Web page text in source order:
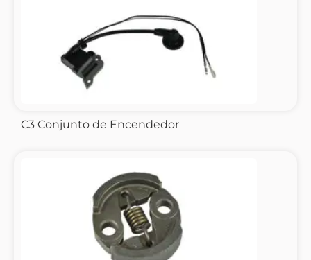
C3 Conjunto de Encendedor